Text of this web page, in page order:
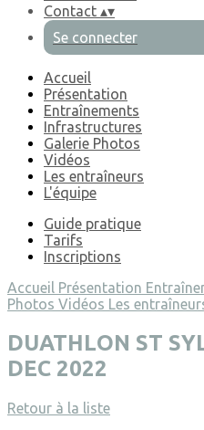
Contact ▴▾
Se connecter
Accueil
Présentation
Entraînements
Infrastructures
Galerie Photos
Vidéos
Les entraîneurs
L'équipe
Guide pratique
Tarifs
Inscriptions
Accueil Présentation
Photos Vidéos Les
DUATHLON ST
DEC 2022
Retour à la liste